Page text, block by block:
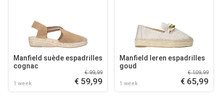
Manfield suède espadrilles
cognac
1 week
€ 99,99
€ 59,99
Manfield leren espadrilles
goud
1 week
€ 109,99
€ 65,99